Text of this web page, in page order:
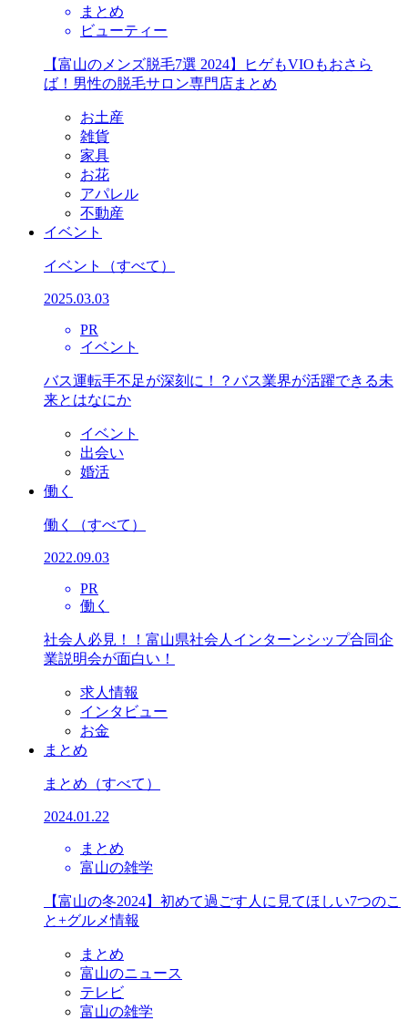
まとめ
ビューティー
【富山のメンズ脱毛7選 2024】ヒゲもVIOもおさら
ば！男性の脱毛サロン専門店まとめ
お土産
雑貨
家具
お花
アパレル
不動産
イベント
イベント （すべて）
2025.03.03
PR
イベント
バス運転手不足が深刻に！？バス業界が活躍できる未
来とはなにか
イベント
出会い
婚活
働く
働く （すべて）
2022.09.03
PR
働く
社会人必見！！富山県社会人インターンシップ合同企
業説明会が面白い！
求人情報
インタビュー
お金
まとめ
まとめ （すべて）
2024.01.22
まとめ
富山の雑学
【富山の冬2024】初めて過ごす人に見てほしい7つのこ
と+グルメ情報
まとめ
富山のニュース
テレビ
富山の雑学